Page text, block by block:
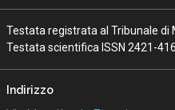
Testata registrata al Tribunale di
Testata scientifica ISSN 2421-
Indirizzo